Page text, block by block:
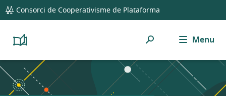
global
navigation
Consorci de Cooperativisme de Plataforma
Platform
Resource
Library
Cerca Menu